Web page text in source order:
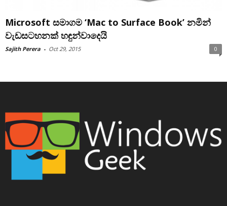
Microsoft සමාගම ‘Mac to Surface Book’ නමින්
වැඩසටහනක් හඳුන්වාදෙයි
Sajith Perera - Oct 29, 2015 0